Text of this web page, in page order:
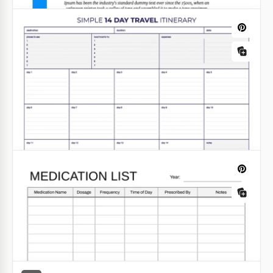
Insegnante Curriculum Vitae
Modello di curriculum professionale per
candidato nel campo dell'istruzione.